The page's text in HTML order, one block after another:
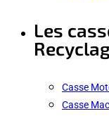
Les
Casse
Casse